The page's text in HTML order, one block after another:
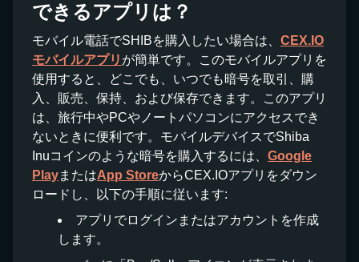
できるアプリは？
モバイル電話でSHIBを購入したい場合は、 CEX.IO
モバイルアプリ が簡単です。このモバイルアプリを
使用すると、どこでも、いつでも暗号を取引、購
入、販売、保持、および保存できます。このアプリ
は、旅行中やPCやノートパソコンにアクセスでき
ないときに便利です。モバイルデバイスでShiba
Inuコインのような暗号を購入するには、 Google
PlayまたはApp StoreからCEX.IOアプリをダウン
ロードし、以下の手順に従います:
アプリでログインまたはアカウントを作成
します。